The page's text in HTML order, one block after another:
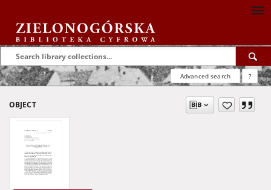
Advanced search ?
OBJECT